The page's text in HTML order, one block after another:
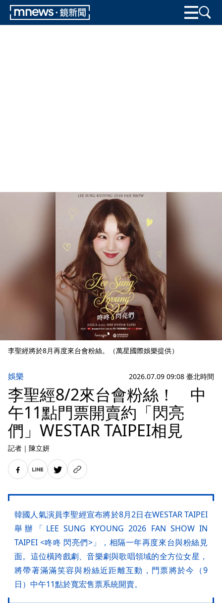
李聖經將於8月再度來台會粉絲。（萬星國際娛樂提供）
娛樂 2026.07.09 09:08 臺北時間
李聖經8/2來台會粉絲！ 中
午11點門票開賣約「閃亮
們」WESTAR TAIPEI相見
記者 ｜ 陳立妍
韓國人氣演員李聖經宣布將於8月2日在WESTAR TAIPEI
舉辦「LEE SUNG KYOUNG 2026 FAN SHOW IN
TAIPEI <咚咚 閃亮們>」，相隔一年再度來台與粉絲見
面。這位橫跨戲劇、音樂劇與歌唱領域的全方位女星，
將帶著滿滿笑容與粉絲近距離互動，門票將於今（9
日）中午11點於寬宏售票系統開賣。